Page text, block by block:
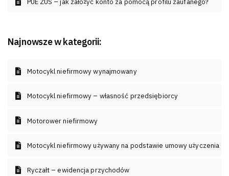
PUE ZUS – jak założyć konto za pomocą profilu zaufanego?
Najnowsze w kategorii:
Motocykl niefirmowy wynajmowany
Motocykl niefirmowy – własność przedsiębiorcy
Motorower niefirmowy
Motocykl niefirmowy używany na podstawie umowy użyczenia
Ryczałt – ewidencja przychodów